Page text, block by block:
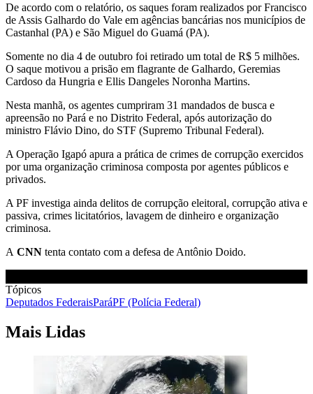
De acordo com o relatório, os saques foram realizados por Francisco
de Assis Galhardo do Vale em agências bancárias nos municípios de
Castanhal (PA) e São Miguel do Guamá (PA).
Somente no dia 4 de outubro foi retirado um total de R$ 5 milhões.
O saque motivou a prisão em flagrante de Galhardo, Geremias
Cardoso da Hungria e Ellis Dangeles Noronha Martins.
Nesta manhã, os agentes cumpriram 31 mandados de busca e
apreensão no Pará e no Distrito Federal, após autorização do
ministro Flávio Dino, do STF (Supremo Tribunal Federal).
A Operação Igapó apura a prática de crimes de corrupção exercidos
por uma organização criminosa composta por agentes públicos e
privados.
A PF investiga ainda delitos de corrupção eleitoral, corrupção ativa e
passiva, crimes licitatórios, lavagem de dinheiro e organização
criminosa.
A CNN tenta contato com a defesa de Antônio Doido.
Tópicos
Deputados FederaisParáPF (Polícia Federal)
Mais Lidas